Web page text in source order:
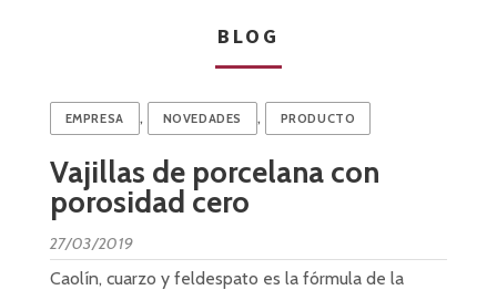
BLOG
EMPRESA , NOVEDADES , PRODUCTO
Vajillas de porcelana con
porosidad cero
27/03/2019
Caolín, cuarzo y feldespato es la fórmula de la